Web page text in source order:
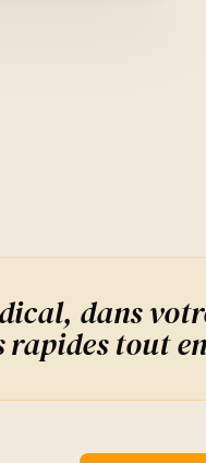
dans
rapides tout